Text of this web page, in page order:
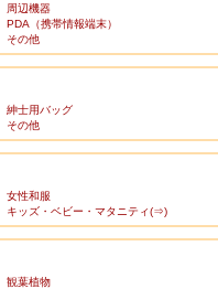
周辺機器
PDA（携帯情報端末）
その他
紳士用バッグ
その他
女性和服
キッズ・ベビー・マタニティ(⇒)
観葉植物